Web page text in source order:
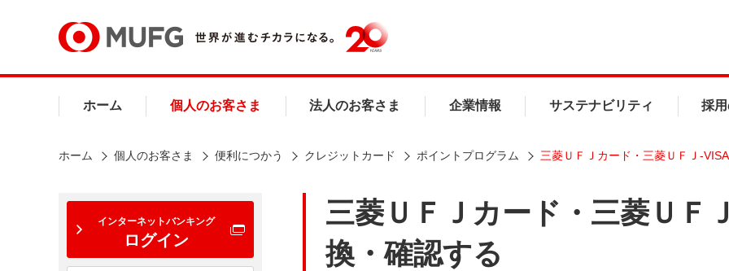
ホーム 個人のお客さま 法人のお客さま 企業情報 サステナビリティ 採
ホーム 個人のお客さま 便利につかう クレジットカード ポイントプログラム 三菱ＵＦＪカード・三菱ＵＦＪ-
インターネットバンキング
ログイン
三菱ＵＦＪカード・三菱ＵＦ
換・確認する